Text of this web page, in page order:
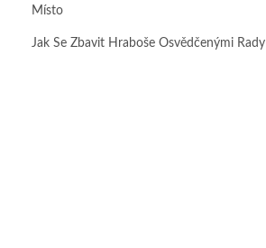
Místo
Jak Se Zbavit Hraboše Osvědčenými Rady